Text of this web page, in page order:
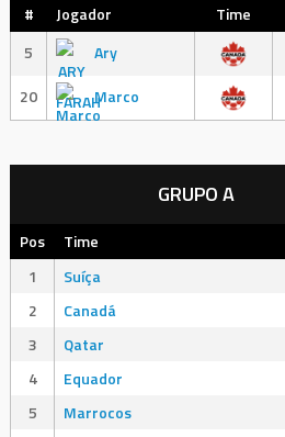
# Jogador Time
5
Ary
20
Marco
GRUPO A
Pos Time
1
Suíça
2
Canadá
3
Qatar
4
Equador
5
Marrocos